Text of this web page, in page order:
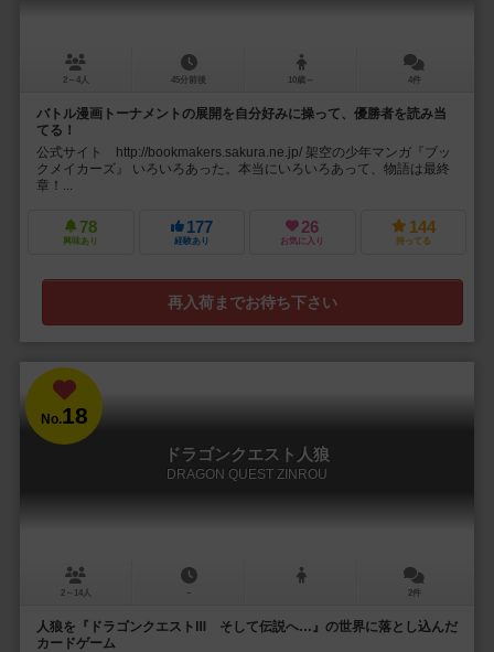
2～4人 45分前後 10歳～ 4件
バトル漫画トーナメントの展開を自分好みに操って、優勝者を読み当
てる！
公式サイト http://bookmakers.sakura.ne.jp/ 架空の少年マンガ『ブッ
クメイカーズ』 いろいろあった。本当にいろいろあって、物語は最終
章！...
78
興味あり
177
経験あり
26
お気に入り
144
持ってる
再入荷までお待ち下さい
No.18
ドラゴンクエスト人狼
DRAGON QUEST ZINROU
2～14人 － 2件
人狼を『ドラゴンクエストⅢ そして伝説へ…』の世界に落とし込んだ
カードゲーム